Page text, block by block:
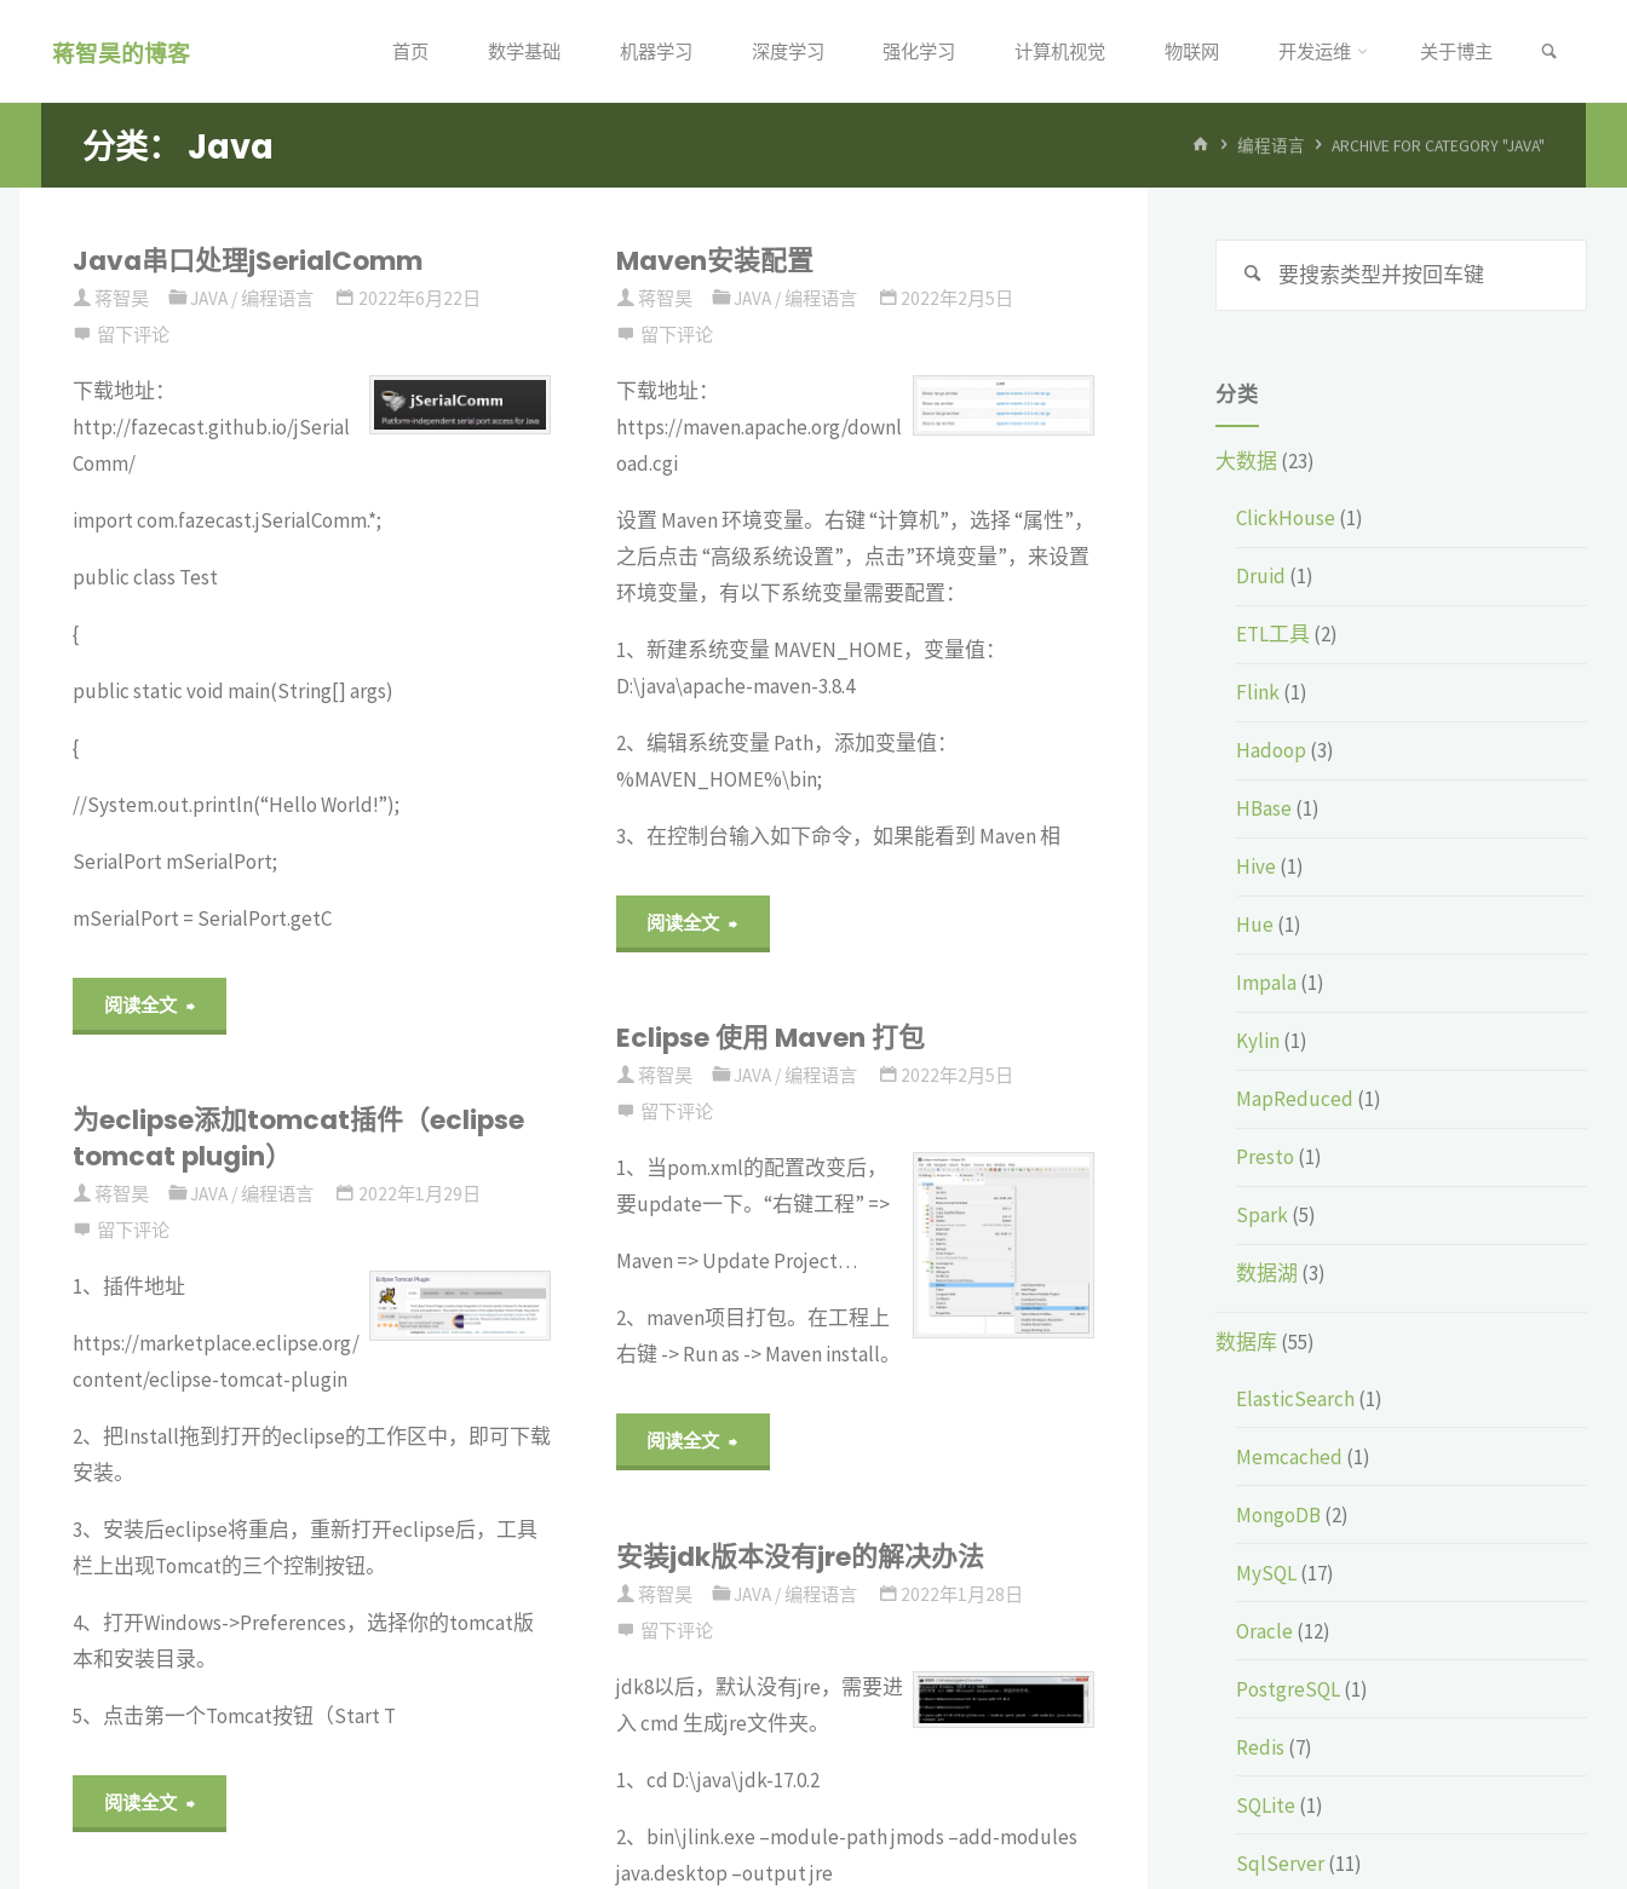
蒋智昊的博客 首页 数学基础 机器学习 深度学习 强化学习 计算机视觉 物联网 开发运维 关于博主
分类： Java
首 编程语言 ARCHIVE FOR CATEGORY "JAVA"
Java串口处理jSerialComm
蒋智昊 JAVA / 编程语言
2022年6月22日
留下评论
下载地址：
http://fazecast.github.io/jSerial
Comm/
import com.fazecast.jSerialComm.*;
public class Test
{
public static void main(String[] args)
{
//System.out.println(“Hello World!”);
SerialPort mSerialPort;
mSerialPort = SerialPort.getC
阅读全文 "Java
口
处
Maven安装配置
蒋智昊 JAVA / 编程语言
2022年2月5日
留下评论
下载地址：
https://maven.apache.org/downl
oad.cgi
设置 Maven 环境变量。右键 “计算机”，选择 “属性”，
之后点击 “高级系统设置”，点击”环境变量”，来设置
环境变量，有以下系统变量需要配置：
1、新建系统变量 MAVEN_HOME，变量值：
D:\java\apache-maven-3.8.4
2、编辑系统变量 Path，添加变量值：
%MAVEN_HOME%\bin;
3、在控制台输入如下命令，如果能看到 Maven 相
阅读全文
装
Eclipse 使用 Maven 打包
蒋智昊 JAVA / 编程语言
2022年2月5日
留下评论
1、当pom.xml的配置改变后，
要update一下。“右键工程” =>
Maven => Update Project…
2、maven项目打包。在工程上
右键 -> Run as -> Maven install。
阅读全文
用
Maven
包"
为eclipse添加tomcat插件（eclipse
tomcat plugin）
蒋智昊 JAVA / 编程语言
2022年1月29日
留下评论
1、插件地址
https://marketplace.eclipse.org/
content/eclipse-tomcat-plugin
2、把Install拖到打开的eclipse的工作区中，即可下载
安装。
3、安装后eclipse将重启，重新打开eclipse后，工具
栏上出现Tomcat的三个控制按钮。
4、打开Windows->Preferences，选择你的tomcat版
本和安装目录。
5、点击第一个Tomcat按钮（Start T
阅读全文 "为
安装jdk版本没有jre的解决办法
蒋智昊 JAVA / 编程语言
2022年1月28日
留下评论
jdk8以后，默认没有jre，需要进
入 cmd 生成jre文件夹。
1、cd D:\java\jdk-17.0.2
2、bin\jlink.exe –module-path jmods –add-modules
java.desktop –output jre
搜
分类
大数据(23)
ClickHouse (1)
Druid (1)
ETL工具(2)
Flink(1)
Hadoop (3)
HBase (1)
Hive (1)
Hue (1)
Impala (1)
Kylin (1)
MapReduced (1)
Presto (1)
Spark(5)
数据湖 (3)
数据库(55)
ElasticSearch (1)
Memcached (1)
MongoDB (2)
MySQL(17)
Oracle (12)
PostgreSQL(1)
Redis (7)
SQLite (1)
SqlServer(11)